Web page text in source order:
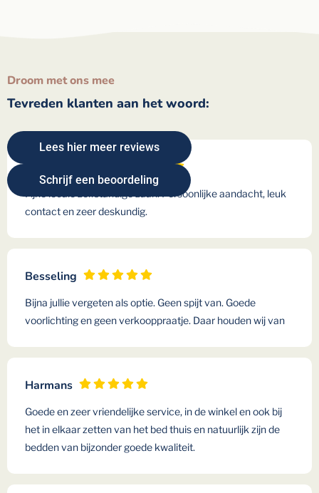
Droom met ons mee
Tevreden klanten aan het woord:
Lees hier meer reviews
Schrijf een beoordeling
Fijne locale zelfstandige zaak. Persoonlijke aandacht, leuk
contact en zeer deskundig.
Besseling
Bijna jullie vergeten als optie. Geen spijt van. Goede
voorlichting en geen verkooppraatje. Daar houden wij van
Harmans
Goede en zeer vriendelijke service, in de winkel en ook bij
het in elkaar zetten van het bed thuis en natuurlijk zijn de
bedden van bijzonder goede kwaliteit.